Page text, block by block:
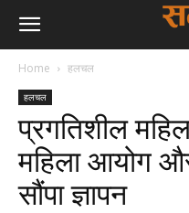
Home हलचल
हलचल
प्रगतिशील
महिला आयोग
सौंपा ज्ञापन